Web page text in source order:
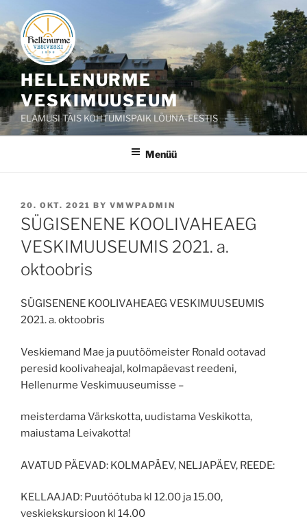
sisu
juurde
HELLENURME
VESKIMUUSEUM
ELAMUSI TÄIS KOHTUMISPAIK LÕUNA-EESTIS
Menüü
POSTED
ON
20. OKT. 2021 BY VMWPADMIN
SÜGISENENE KOOLIVAHEAEG
VESKIMUUSEUMIS 2021. a.
oktoobris
SÜGISENENE KOOLIVAHEAEG VESKIMUUSEUMIS
2021. a. oktoobris
Veskiemand Mae ja puutöömeister Ronald ootavad
peresid koolivaheajal, kolmapäevast reedeni,
Hellenurme Veskimuuseumisse –
meisterdama Värkskotta, uudistama Veskikotta,
maiustama Leivakotta!
AVATUD PÄEVAD: KOLMAPÄEV, NELJAPÄEV, REEDE:
KELLAAJAD: Puutöötuba kl 12.00 ja 15.00,
veskiekskursioon kl 14.00